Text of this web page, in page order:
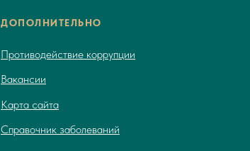
ДОПОЛНИТЕЛЬНО
Вакансии
Карта сайта
Справочник заболеваний
Противодействие коррупции